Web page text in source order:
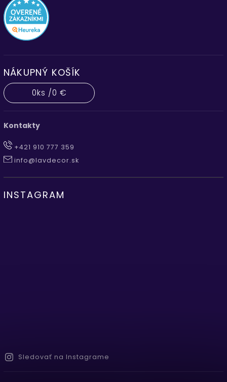
NÁKUPNÝ KOŠÍK
0ks /0 €
Kontakty
+421 910 777 359
info@lavdecor.sk
INSTAGRAM
Sledovať na Instagrame